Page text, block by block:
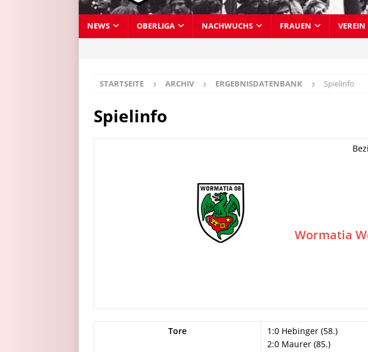
NEWS OBERLIGA NACHWUCHS FRAUEN VEREIN
STARTSEITE ARCHIV ERGEBNISDATENBANK Spielinfo
Spielinfo
Wormatia
Tore
1:0 Hebinger (58.)
2:0 Maurer (85.)